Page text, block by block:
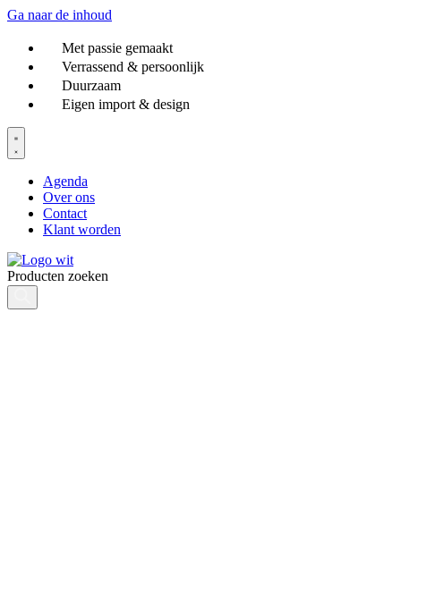
Ga naar de inhoud
Met passie gemaakt
Verrassend & persoonlijk
Duurzaam
Eigen import & design
Agenda
Over ons
Contact
Klant worden
Producten zoeken